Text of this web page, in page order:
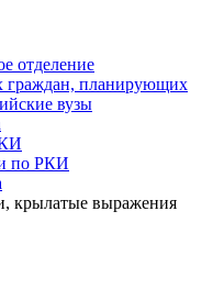
отделение
граждан, планирующих
вузы
по РКИ
крылатые выражения